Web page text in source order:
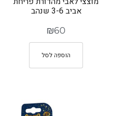
אביב 3-6 שנהב
₪60
הוספה לסל